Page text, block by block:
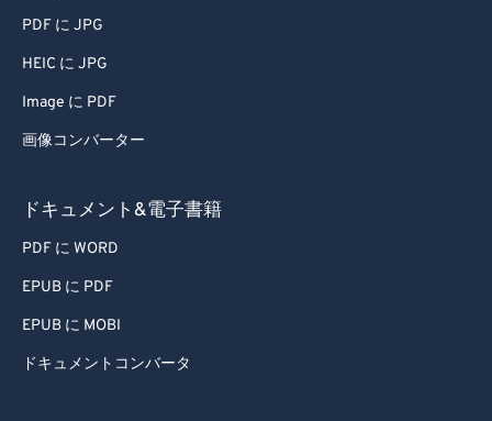
PDF に JPG
HEIC に JPG
Image に PDF
画像コンバーター
ドキュメント&電子書籍
PDF に WORD
EPUB に PDF
EPUB に MOBI
ドキュメントコンバータ